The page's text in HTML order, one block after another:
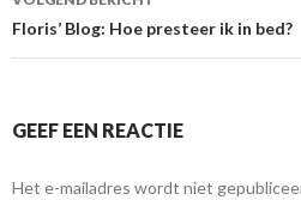
Floris’ Blog: Hoe presteer ik in bed?
GEEF EEN REACTIE
Het e-mailadres wordt niet